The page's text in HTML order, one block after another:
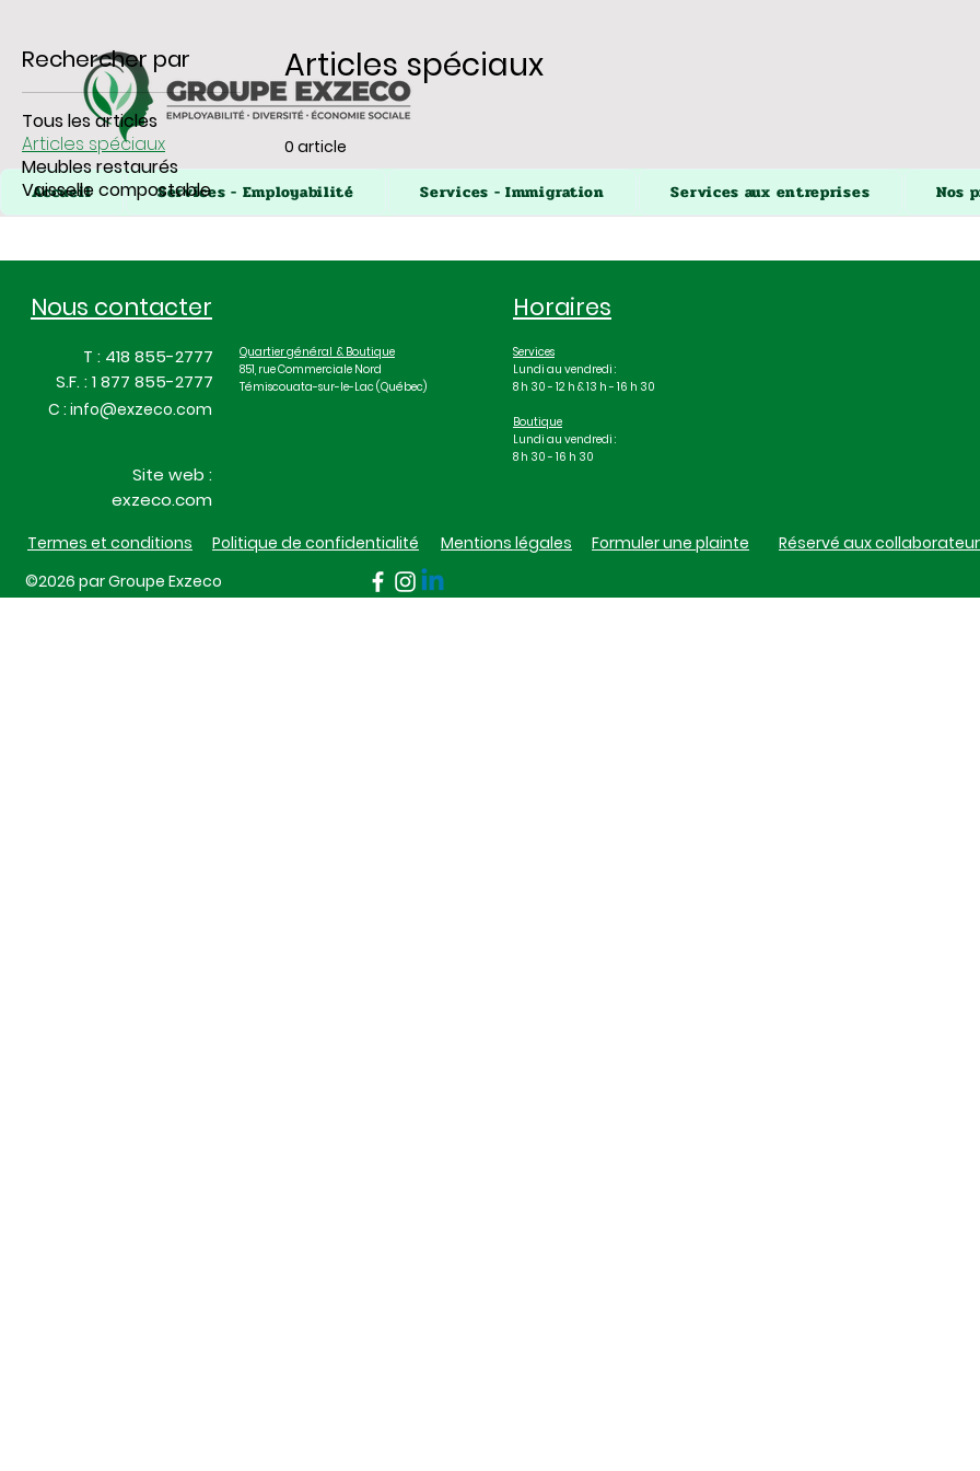
Accueil Services - Employabilité Services - Immigration Services aux entreprises Nos
Rechercher par
Tous les articles
Articles spéciaux
Meubles restaurés
Vaisselle compostable
Articles spéciaux
0 article
En attendant, vous pouvez choisir une autre
Nous contacter Horaires
T : 418 855-2777
S.F. : 1 877 855-2777
C : info@exzeco.com
Site web :
exzeco.com
Quartier général & Boutique
851, rue Commerciale Nord
Témiscouata-sur-le-Lac (Québec)
Services
Lundi au vendredi :
8 h 30 - 12 h & 13 h - 16 h 30
Boutique
Lundi au vendredi :
8 h 30 - 16 h 30
Termes et conditions Politique de confidentialité Mentions légales Formuler une plainte
Réservé aux
©2026 par Groupe Exzeco